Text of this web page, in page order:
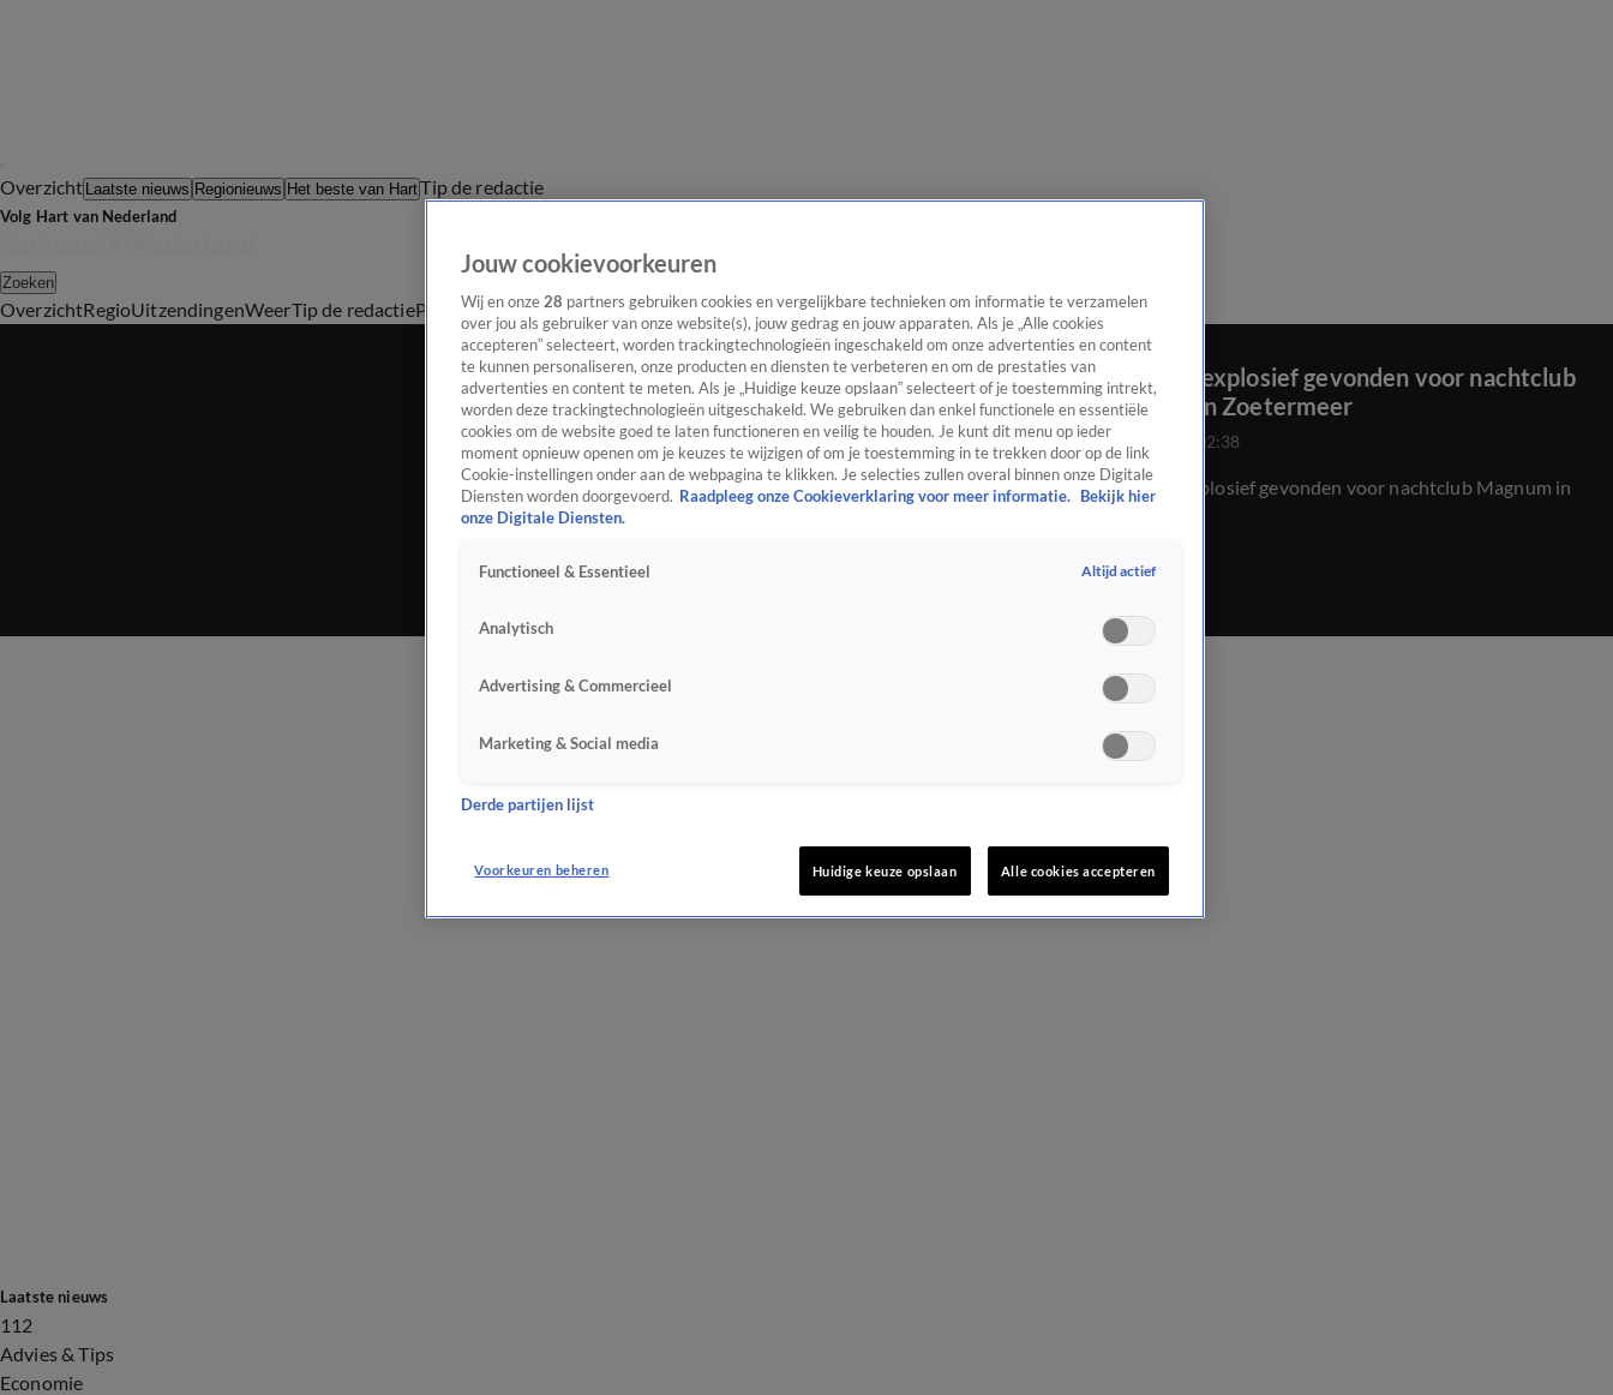
Overzicht Laatste nieuws Regionieuws Het beste van HartTip de redactie
Volg Hart van Nederland
Zoeken
OverzichtRegioUitzendingenWeerTip de redactiePanelVideo's
Opnieuw explosief gevonden voor nachtclub
Magnum in Zoetermeer
25 juli 2020, 02:38
Opnieuw explosief gevonden voor nachtclub Magnum in
Laatste nieuws
112
Advies & Tips
Economie
Jouw cookievoorkeuren
Wij en onze 28 partners gebruiken cookies en vergelijkbare technieken om informatie te verzamelen
over jou als gebruiker van onze website(s), jouw gedrag en jouw apparaten. Als je „Alle cookies
accepteren” selecteert, worden trackingtechnologieën ingeschakeld om onze advertenties en content
te kunnen personaliseren, onze producten en diensten te verbeteren en om de prestaties van
advertenties en content te meten. Als je „Huidige keuze opslaan” selecteert of je toestemming intrekt,
worden deze trackingtechnologieën uitgeschakeld. We gebruiken dan enkel functionele en essentiële
cookies om de website goed te laten functioneren en veilig te houden. Je kunt dit menu op ieder
moment opnieuw openen om je keuzes te wijzigen of om je toestemming in te trekken door op de link
Cookie-instellingen onder aan de webpagina te klikken. Je selecties zullen overal binnen onze Digitale
Diensten worden doorgevoerd. Raadpleeg onze Cookieverklaring voor meer informatie.
Bekijk hier
onze Digitale Diensten.
Functioneel & Essentieel Altijd actief
Analytisch
Advertising & Commercieel
Marketing & Social media
Derde partijen lijst
Voorkeuren beheren Huidige keuze opslaan Alle cookies accepteren